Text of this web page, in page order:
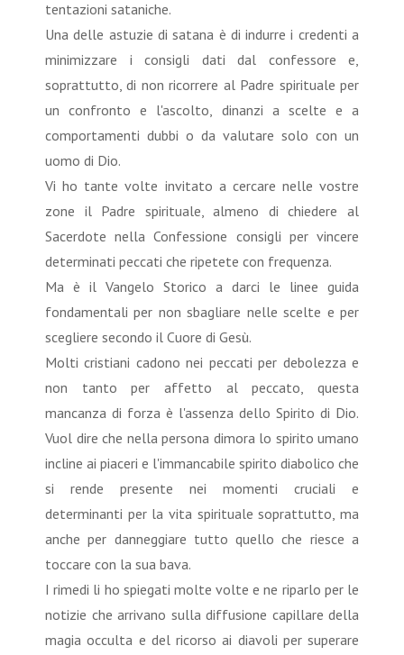
tentazioni sataniche.
Una delle astuzie di satana è di indurre i credenti a
minimizzare i consigli dati dal confessore e,
soprattutto, di non ricorrere al Padre spirituale per
un confronto e l'ascolto, dinanzi a scelte e a
comportamenti dubbi o da valutare solo con un
uomo di Dio.
Vi ho tante volte invitato a cercare nelle vostre
zone il Padre spirituale, almeno di chiedere al
Sacerdote nella Confessione consigli per vincere
determinati peccati che ripetete con frequenza.
Ma è il Vangelo Storico a darci le linee guida
fondamentali per non sbagliare nelle scelte e per
scegliere secondo il Cuore di Gesù.
Molti cristiani cadono nei peccati per debolezza e
non tanto per affetto al peccato, questa
mancanza di forza è l'assenza dello Spirito di Dio.
Vuol dire che nella persona dimora lo spirito umano
incline ai piaceri e l'immancabile spirito diabolico che
si rende presente nei momenti cruciali e
determinanti per la vita spirituale soprattutto, ma
anche per danneggiare tutto quello che riesce a
toccare con la sua bava.
I rimedi li ho spiegati molte volte e ne riparlo per le
notizie che arrivano sulla diffusione capillare della
magia occulta e del ricorso ai diavoli per superare